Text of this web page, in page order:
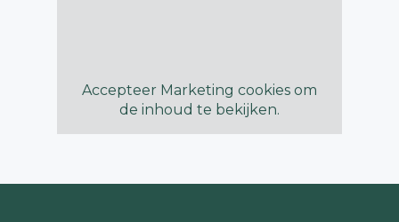
Accepteer Marketing cookies om
de inhoud te bekijken.